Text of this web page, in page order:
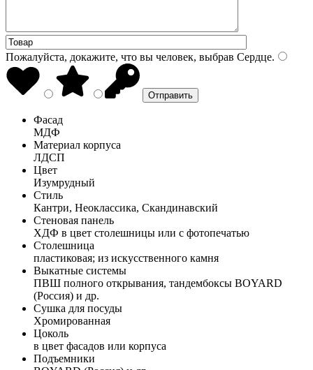
Пожалуйста, докажите, что вы человек, выбрав Сердце.
Фасад
МДФ
Материал корпуса
ЛДСП
Цвет
Изумрудный
Стиль
Кантри, Неоклассика, Скандинавский
Стеновая панель
ХДФ в цвет столешницы или с фотопечатью
Столешница
пластиковая; из искусственного камня
Выкатные системы
ПВШ полного открывания, тандембоксы BOYARD
(Россия) и др.
Сушка для посуды
Хромированная
Цоколь
в цвет фасадов или корпуса
Подъемники